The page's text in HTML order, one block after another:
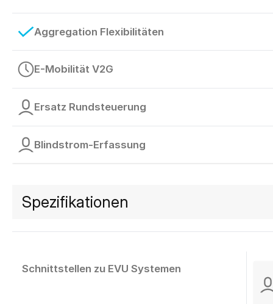
Aggregation Flexibilitäten
E-Mobilität V2G
Ersatz Rundsteuerung
Blindstrom-Erfassung
Spezifikationen
Schnittstellen zu EVU Systemen